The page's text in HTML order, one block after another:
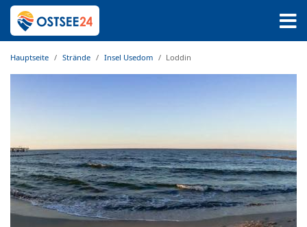
Hauptseite Strände Insel Usedom Loddin